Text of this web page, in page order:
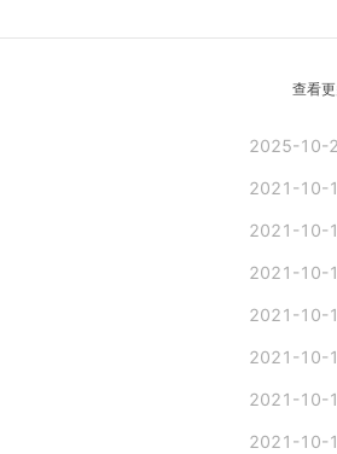
查看
2025-10-
2021-10-
2021-10-
2021-10-
2021-10-
2021-10-
2021-10-
2021-10-